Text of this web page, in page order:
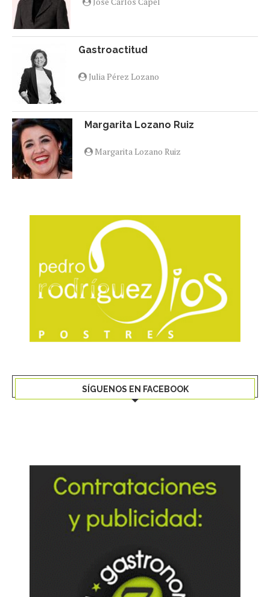
Gastroactitud
Julia Pérez Lozano
Margarita Lozano Ruiz
Margarita Lozano Ruiz
SÍGUENOS EN FACEBOOK